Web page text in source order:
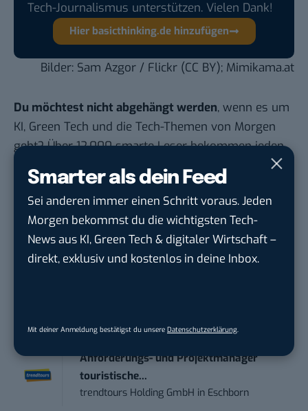
Smarter als dein Feed
Sei anderen immer einen Schritt voraus. Jeden
Morgen bekommst du die wichtigsten Tech-
News aus KI, Green Tech & digitaler Wirtschaft –
direkt, exklusiv und kostenlos in deine Inbox.
Mit deiner Anmeldung bestätigst du unsere Datenschutzerklärung
Tech-Journalismus unterstützen. Vielen Dank!
Hier basicthinking.de hinzufügen
Bilder: Sam Azgor / Flickr (CC BY); Mimikama.at
Du möchtest nicht abgehängt werden, wenn es um
KI, Green Tech und die Tech-Themen von Morgen
geht? Über 12.000 smarte Leser bekommen jeden
Tag UPDATE, unser Tech-Briefing mit den
wichtigsten News des Tages – und sichern sich
damit ihren Vorsprung.Hier kannst du dich
kostenlos anmelden.
STELLENANZEIGEN
Anforderungs- und Projektmanager
touristische...
trendtours Holding GmbH in Eschborn